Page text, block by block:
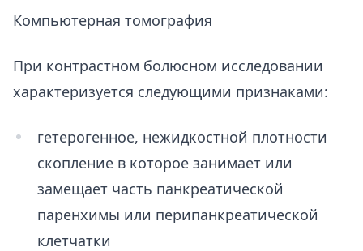
Компьютерная томография
При контрастном болюсном исследовании
характеризуется следующими признаками:
гетерогенное, нежидкостной плотности
скопление в которое занимает или
замещает часть панкреатической
паренхимы или перипанкреатической
клетчатки